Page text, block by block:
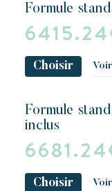
formule
Choisir
formule standard avec petit-déjeuner
inclus
Choisir